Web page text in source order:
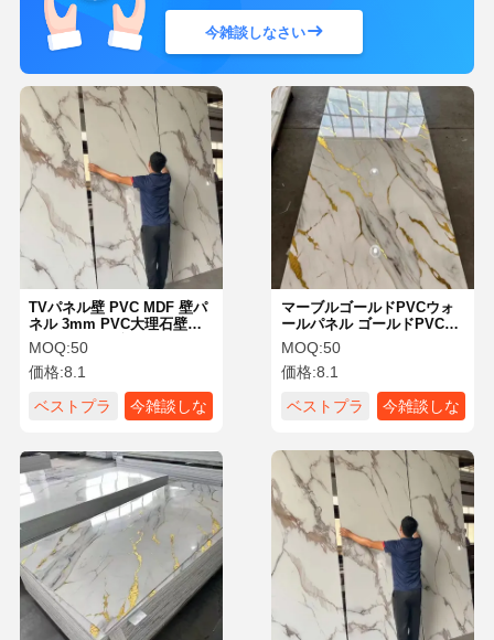
今雑談しなさい
マーブルゴールドPVCウォ
ールパネル ゴールドPVCウ
ォールパネル インテリア
3mm
MOQ:50
価格:8.1
ベストプラ
今雑談しな
TVパネル壁 PVC MDF 壁パ
ネル 3mm PVC大理石壁パ
ネル ドーラド効果 PVC
MOQ:50
価格:8.1
ベストプラ
今雑談しな